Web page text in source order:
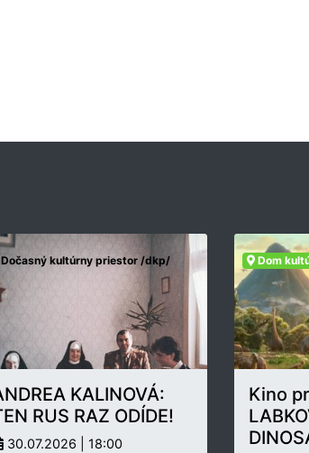
kultúrny priestor /dkp/
KALINOVÁ:
RUS RAZ ODÍDE!
30.07.2026 | 18:00
Dom
Kino